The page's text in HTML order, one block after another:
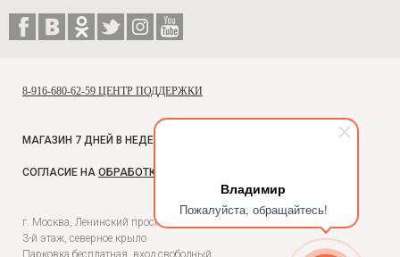
Владимир
Пожалуйста, обращайтесь!
8-916-680-62-59 ЦЕНТР ПОДДЕРЖКИ
МАГАЗИН 7 ДНЕЙ В НЕДЕЛЮ, С 10 ДО 18
СОГЛАСИЕ НА ОБРАБОТКУ ПЕРСОНАЛЬНЫХ ДАННЫХ
г. Москва, Ленинский проспект, 54, Универмаг Москва,
3-й этаж, северное крыло
Парковка бесплатная, вход свободный.